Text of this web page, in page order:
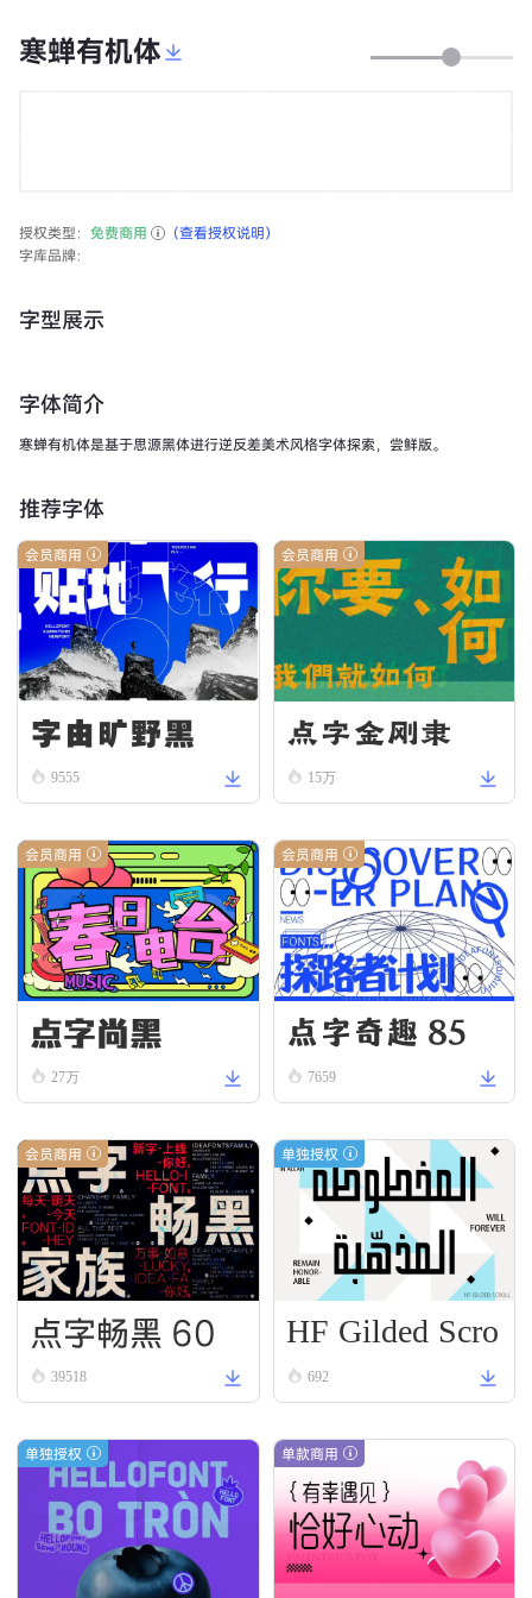
寒蝉有机体
授权类型： 免费商用
（查看授权说明）
字库品牌：
字型展示
字体简介
寒蝉有机体是基于思源黑体进行逆反差美术风格字体探索，尝鲜版。
推荐字体
会员商用
字由旷野黑
9555
会员商用
点字金刚隶
15万
会员商用
点字尚黑
27万
会员商用
点字奇趣 85
7659
会员商用
点字畅黑 60
39518
单独授权
HF Gilded Scro
ll 692
单独授权 单款商用